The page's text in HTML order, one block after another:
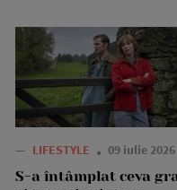
— LIFESTYLE 09 iulie 2026
S-a întâmplat ceva